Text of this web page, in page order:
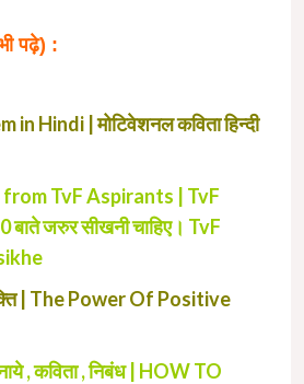
पढ़े) :
Hindi | मोटिवेशनल कविता हिन्दी
TvF Aspirants | TvF
जरुर सीखनी चाहिए। TvF
| The Power Of Positive
, कविता , निबंध | HOW TO